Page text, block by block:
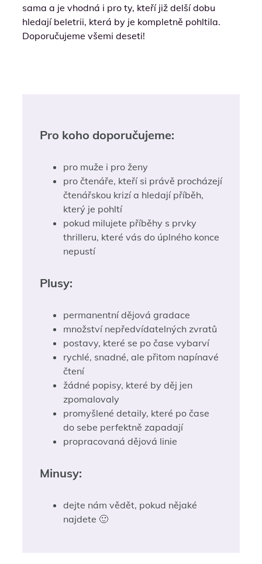
sama a je vhodná i pro ty, kteří již delší dobu
hledají beletrii, která by je kompletně pohltila.
Doporučujeme všemi deseti!
Pro koho doporučujeme:
pro muže i pro ženy
pro čtenáře, kteří si právě procházejí
čtenářskou krizí a hledají příběh,
který je pohltí
pokud milujete příběhy s prvky
thrilleru, které vás do úplného konce
nepustí
Plusy:
permanentní dějová gradace
množství nepředvídatelných zvratů
postavy, které se po čase vybarví
rychlé, snadné, ale přitom napínavé
čtení
žádné popisy, které by děj jen
zpomalovaly
promyšlené detaily, které po čase
do sebe perfektně zapadají
propracovaná dějová linie
Minusy:
dejte nám vědět, pokud nějaké
najdete 🙂